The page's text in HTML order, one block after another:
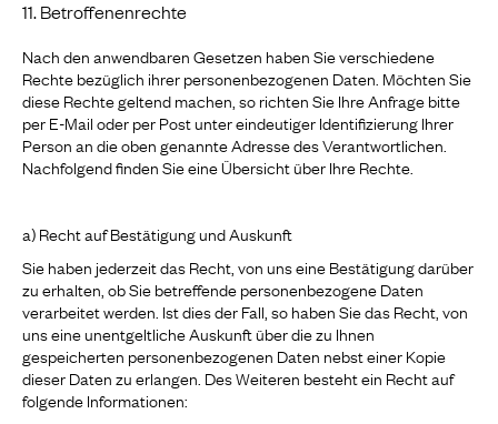
11. Betroffenenrechte
Nach den anwendbaren Gesetzen haben Sie verschiedene
Rechte bezüglich ihrer personenbezogenen Daten. Möchten Sie
diese Rechte geltend machen, so richten Sie Ihre Anfrage bitte
per E-Mail oder per Post unter eindeutiger Identifizierung Ihrer
Person an die oben genannte Adresse des Verantwortlichen.
Nachfolgend finden Sie eine Übersicht über Ihre Rechte.
a) Recht auf Bestätigung und Auskunft
Sie haben jederzeit das Recht, von uns eine Bestätigung darüber
zu erhalten, ob Sie betreffende personenbezogene Daten
verarbeitet werden. Ist dies der Fall, so haben Sie das Recht, von
uns eine unentgeltliche Auskunft über die zu Ihnen
gespeicherten personenbezogenen Daten nebst einer Kopie
dieser Daten zu erlangen. Des Weiteren besteht ein Recht auf
folgende Informationen: